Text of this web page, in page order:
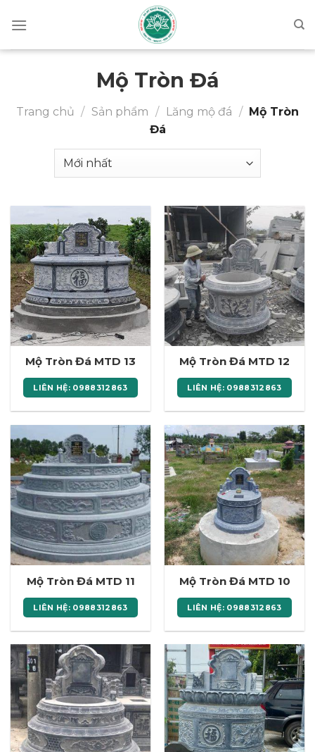
đến
Mộ Tròn Đá
Trang chủ / Sản phẩm / Lăng mộ đá /
Mộ Tròn
Đá
Mộ Tròn Đá MTD 13
LIÊN HỆ: 0988312863
Mộ Tròn Đá MTD 12
LIÊN HỆ: 0988312863
Mộ Tròn Đá MTD 11
LIÊN HỆ: 0988312863
Mộ Tròn Đá MTD 10
LIÊN HỆ: 0988312863